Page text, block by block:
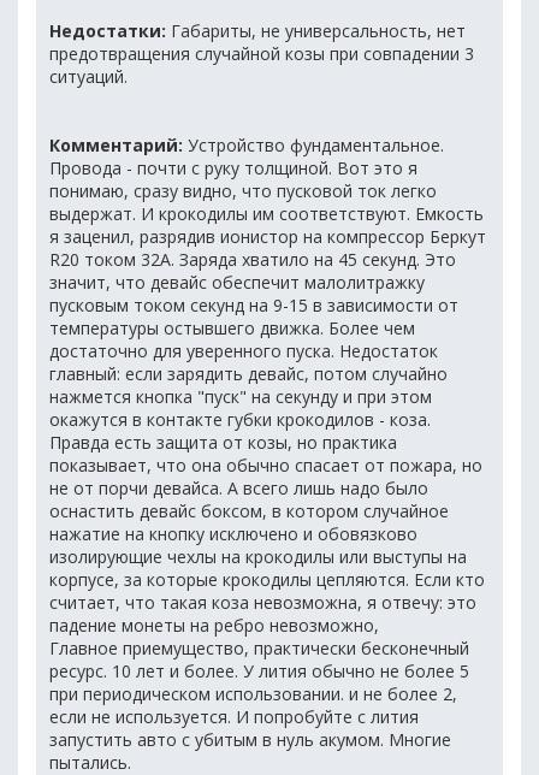
Недостатки: Габариты, не универсальность, нет
предотвращения случайной козы при совпадении 3
ситуаций.
Комментарий: Устройство фундаментальное.
Провода - почти с руку толщиной. Вот это я
понимаю, сразу видно, что пусковой ток легко
выдержат. И крокодилы им соответствуют. Емкость
я заценил, разрядив ионистор на компрессор Беркут
R20 током 32А. Заряда хватило на 45 секунд. Это
значит, что девайс обеспечит малолитражку
пусковым током секунд на 9-15 в зависимости от
температуры остывшего движка. Более чем
достаточно для уверенного пуска. Недостаток
главный: если зарядить девайс, потом случайно
нажмется кнопка "пуск" на секунду и при этом
окажутся в контакте губки крокодилов - коза.
Правда есть защита от козы, но практика
показывает, что она обычно спасает от пожара, но
не от порчи девайса. А всего лишь надо было
оснастить девайс боксом, в котором случайное
нажатие на кнопку исключено и обовязково
изолирующие чехлы на крокодилы или выступы на
корпусе, за которые крокодилы цепляются. Если кто
считает, что такая коза невозможна, я отвечу: это
падение монеты на ребро невозможно,
Главное приемущество, практически бесконечный
ресурс. 10 лет и более. У лития обычно не более 5
при периодическом использовании. и не более 2,
если не используется. И попробуйте с лития
запустить авто с убитым в нуль акумом. Многие
пытались.